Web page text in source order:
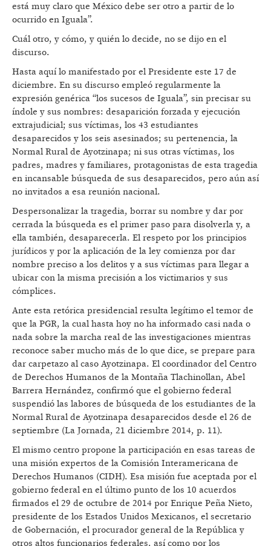
está muy claro que México debe ser otro a partir de lo
ocurrido en Iguala”.
Cuál otro, y cómo, y quién lo decide, no se dijo en el
discurso.
Hasta aquí lo manifestado por el Presidente este 17 de
diciembre. En su discurso empleó regularmente la
expresión genérica “los sucesos de Iguala”, sin precisar su
índole y sus nombres: desaparición forzada y ejecución
extrajudicial; sus víctimas, los 43 estudiantes
desaparecidos y los seis asesinados; su pertenencia, la
Normal Rural de Ayotzinapa; ni sus otras víctimas, los
padres, madres y familiares, protagonistas de esta tragedia
en incansable búsqueda de sus desaparecidos, pero aún así
no invitados a esa reunión nacional.
Despersonalizar la tragedia, borrar su nombre y dar por
cerrada la búsqueda es el primer paso para disolverla y, a
ella también, desaparecerla. El respeto por los principios
jurídicos y por la aplicación de la ley comienza por dar
nombre preciso a los delitos y a sus víctimas para llegar a
ubicar con la misma precisión a los victimarios y sus
cómplices.
Ante esta retórica presidencial resulta legítimo el temor de
que la PGR, la cual hasta hoy no ha informado casi nada o
nada sobre la marcha real de las investigaciones mientras
reconoce saber mucho más de lo que dice, se prepare para
dar carpetazo al caso Ayotzinapa. El coordinador del Centro
de Derechos Humanos de la Montaña Tlachinollan, Abel
Barrera Hernández, confirmó que el gobierno federal
suspendió las labores de búsqueda de los estudiantes de la
Normal Rural de Ayotzinapa desaparecidos desde el 26 de
septiembre (La Jornada, 21 diciembre 2014, p. 11).
El mismo centro propone la participación en esas tareas de
una misión expertos de la Comisión Interamericana de
Derechos Humanos (CIDH). Esa misión fue aceptada por el
gobierno federal en el último punto de los 10 acuerdos
firmados el 29 de octubre de 2014 por Enrique Peña Nieto,
presidente de los Estados Unidos Mexicanos, el secretario
de Gobernación, el procurador general de la República y
otros altos funcionarios federales, así como por los